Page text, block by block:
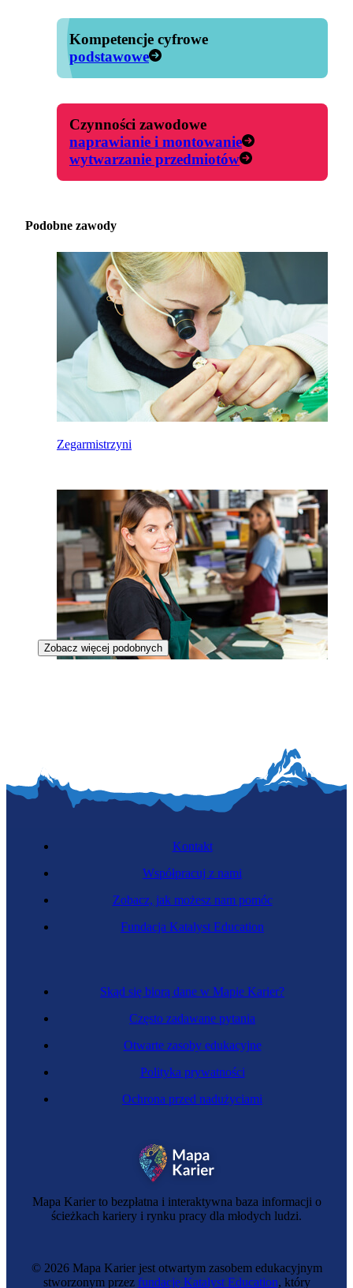
Kompetencje cyfrowe
podstawowe
Czynności zawodowe
naprawianie i montowanie
wytwarzanie przedmiotów
Podobne zawody
Zegarmistrzyni
Zobacz więcej podobnych
Mapa Karier to bezpłatna i interaktywna baza informacji o
ścieżkach kariery i rynku pracy dla młodych ludzi.
Skąd się biorą dane w Mapie Karier?
Często zadawane pytania
Otwarte zasoby edukacyjne
Polityka prywatności
Ochrona przed nadużyciami
Kontakt
Współpracuj z nami
Zobacz, jak możesz nam pomóc
Fundacja Katalyst Education
© 2026 Mapa Karier jest otwartym zasobem edukacyjnym
stworzonym przez fundację Katalyst Education, który